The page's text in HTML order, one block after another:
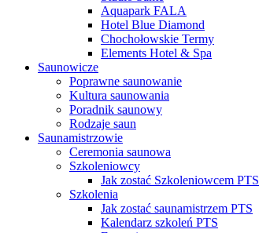
Aquapark FALA
Hotel Blue Diamond
Chochołowskie Termy
Elements Hotel & Spa
Saunowicze
Poprawne saunowanie
Kultura saunowania
Poradnik saunowy
Rodzaje saun
Saunamistrzowie
Ceremonia saunowa
Szkoleniowcy
Jak zostać Szkoleniowcem PTS
Szkolenia
Jak zostać saunamistrzem PTS
Kalendarz szkoleń PTS